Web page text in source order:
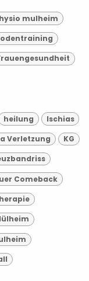
mulheim
heilung Ischias
Verletzung KG
Comeback